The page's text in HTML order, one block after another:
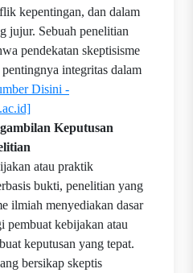
kepentingan, dan dalam
jujur. Sebuah penelitian
pendekatan skeptisisme
integritas dalam
Disini -
Keputusan
atau praktik
bukti, penelitian yang
ilmiah menyediakan dasar
pembuat kebijakan atau
keputusan yang tepat.
bersikap skeptis